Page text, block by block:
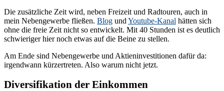
Die zusätzliche Zeit wird, neben Freizeit und Radtouren, auch in
mein Nebengewerbe fließen. Blog und Youtube-Kanal hätten sich
ohne die freie Zeit nicht so entwickelt. Mit 40 Stunden ist es deutlich
schwieriger hier noch etwas auf die Beine zu stellen.
Am Ende sind Nebengewerbe und Aktieninvestitionen dafür da:
irgendwann kürzertreten. Also warum nicht jetzt.
Diversifikation der Einkommen